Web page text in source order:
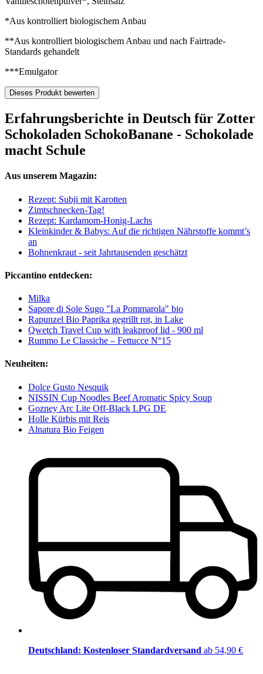
*Aus kontrolliert biologischem Anbau
**Aus kontrolliert biologischem Anbau und nach Fairtrade-
Standards gehandelt
***Emulgator
Dieses Produkt bewerten
Erfahrungsberichte in Deutsch für Zotter
Schokoladen SchokoBanane - Schokolade
macht Schule
Aus unserem Magazin:
Rezept: Subji mit Karotten
Zimtschnecken-Tag!
Rezept: Kardamom-Honig-Lachs
Kleinkinder & Babys: Auf die richtigen Nährstoffe kommt’s
an
Bohnenkraut - seit Jahrtausenden geschätzt
Piccantino entdecken:
Milka
Sapore di Sole Sugo "La Pommarola" bio
Rapunzel Bio Paprika gegrillt rot, in Lake
Qwetch Travel Cup with leakproof lid - 900 ml
Rummo Le Classiche – Fettucce N°15
Neuheiten:
Dolce Gusto Nesquik
NISSIN Cup Noodles Beef Aromatic Spicy Soup
Gozney Arc Lite Off-Black LPG DE
Holle Kürbis mit Reis
Alnatura Bio Feigen
Deutschland: Kostenloser Standardversand ab 54,90 €